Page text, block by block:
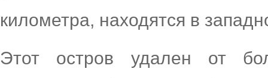
километра, находятся в
Этот остров удален от